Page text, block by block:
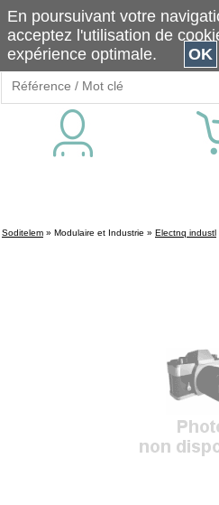
Soditelem » Modulaire et Industrie » Electnq industl
En poursuivant votre
acceptez l'utilisation de
expérience optimale.
OK